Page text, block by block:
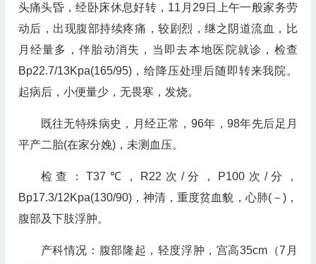
头痛头昏，经卧床休息好转，11月29日上午一般家务劳
动后，出现腹部持续疼痛，较剧烈，继之阴道流血，比
月经量多，伴胎动消失，当即去本地医院就诊，检查
Bp22.7/13Kpa(165/95)，给降压处理后随即转来我院。
起病后，小便量少，无畏寒，发烧。
既往无特殊病史，月经正常，96年，98年先后足月
平产二胎(在家分娩)，未测血压。
检查：T37℃，R22次/分，P100次/分，
Bp17.3/12Kpa(130/90)，神清，重度贫血貌，心肺(－)，
腹部及下肢浮肿。
产科情况：腹部隆起，轻度浮肿，宫高35cm（7月